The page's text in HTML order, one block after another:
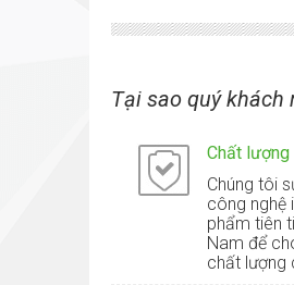
Tại sao quý khách
Chất lượng
Chúng tôi
công nghệ
phẩm tiên
Nam để
chất lượng